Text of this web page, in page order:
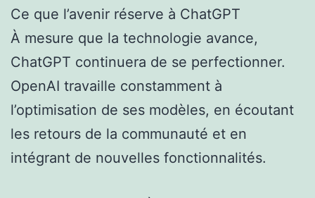
Ce que l’avenir réserve à ChatGPT
À mesure que la technologie avance,
ChatGPT continuera de se perfectionner.
OpenAI travaille constamment à
l’optimisation de ses modèles, en écoutant
les retours de la communauté et en
intégrant de nouvelles fonctionnalités.